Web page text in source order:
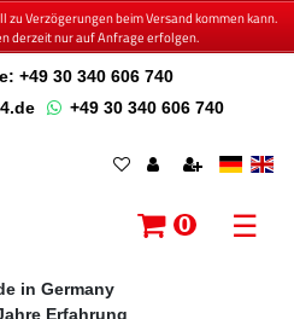
Verzögerungen beim Versand kommen kann.
derzeit nur auf Anfrage erfolgen.
+49 30 340 606 740
+49 30 340 606 740
in Germany
Erfahrung
0 ☰